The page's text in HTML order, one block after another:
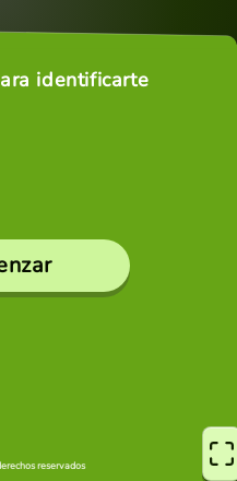
identificarte
reservados